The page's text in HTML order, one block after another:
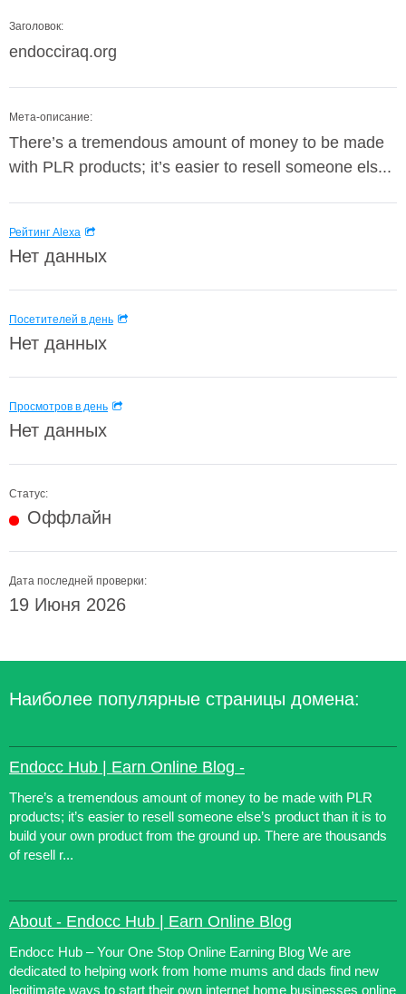
Заголовок:
endocciraq.org
Мета-описание:
There’s a tremendous amount of money to be made
with PLR products; it’s easier to resell someone els...
Рейтинг Alexa
Нет данных
Посетителей в день
Нет данных
Просмотров в день
Нет данных
Статус:
Оффлайн
Дата последней проверки:
19 Июня 2026
Наиболее популярные страницы домена:
Endocc Hub | Earn Online Blog -
There’s a tremendous amount of money to be made with PLR
products; it’s easier to resell someone else’s product than it is to
build your own product from the ground up. There are thousands
of resell r...
About - Endocc Hub | Earn Online Blog
Endocc Hub – Your One Stop Online Earning Blog We are
dedicated to helping work from home mums and dads find new
legitimate ways to start their own internet home businesses online